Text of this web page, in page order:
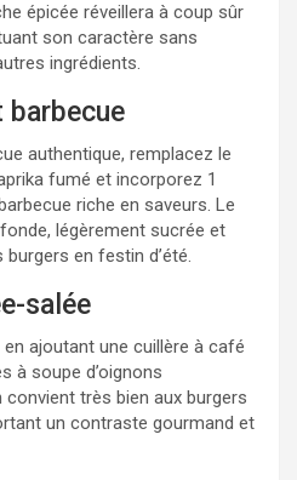
épicée réveillera à coup sûr
son caractère sans
ingrédients.
barbecue
authentique, remplacez le
fumé et incorporez 1
riche en saveurs. Le
légèrement sucrée et
en festin d’été.
salée
ajoutant une cuillère à café
à soupe d’oignons
très bien aux burgers
un contraste gourmand et